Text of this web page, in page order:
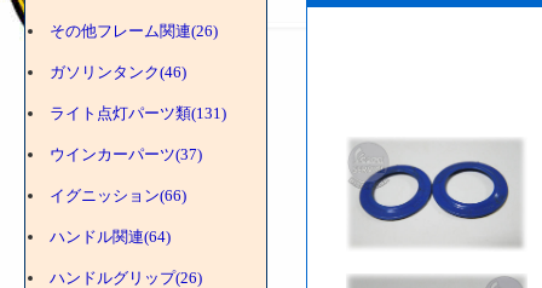
その他フレーム関連(26)
ガソリンタンク(46)
ライト点灯パーツ類(131)
ウインカーパーツ(37)
イグニッション(66)
ハンドル関連(64)
ハンドルグリップ(26)